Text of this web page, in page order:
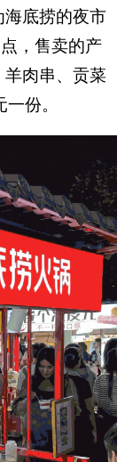
底捞的夜市
，售卖的产
肉串、贡菜
份。